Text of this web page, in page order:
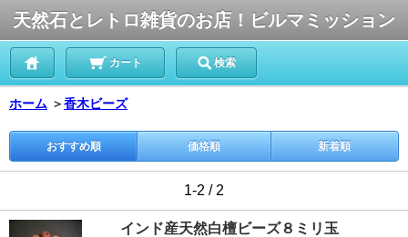
天然石とレトロ雑貨のお店！ビルマミッション
カート 検索
ホーム ＞香木ビーズ
おすすめ順 価格順 新着順
1-2 / 2
インド産天然白檀ビーズ８ミリ玉